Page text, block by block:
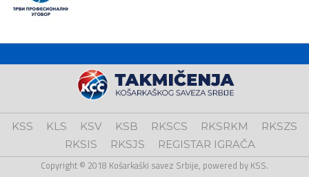
KSS KLS KSV KSB RKSCS RKSRKM
RKSZS
RKSIS
RKSJS REGISTAR IGRAČA
Copyright © 2018 Košarkaški savez Srbije, powered by KSS.